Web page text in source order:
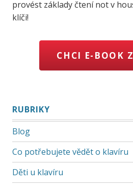
provést základy čtení not v
klíči!
CHCI E-BOOK
RUBRIKY
Blog
Co potřebujete vědět o klavíru
Děti u klavíru